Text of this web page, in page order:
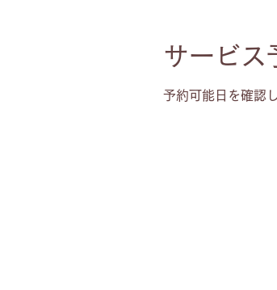
サービス
予約可能日を確認